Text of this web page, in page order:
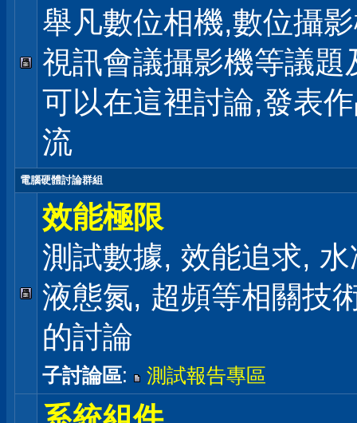
舉凡數位相機,數位攝
視訊會議攝影機等議題
可以在這裡討論,發表
流
電腦硬體討論群組
效能極限
測試數據, 效能追求,
液態氮, 超頻等相關技
的討論
子討論區: 測試報告專區